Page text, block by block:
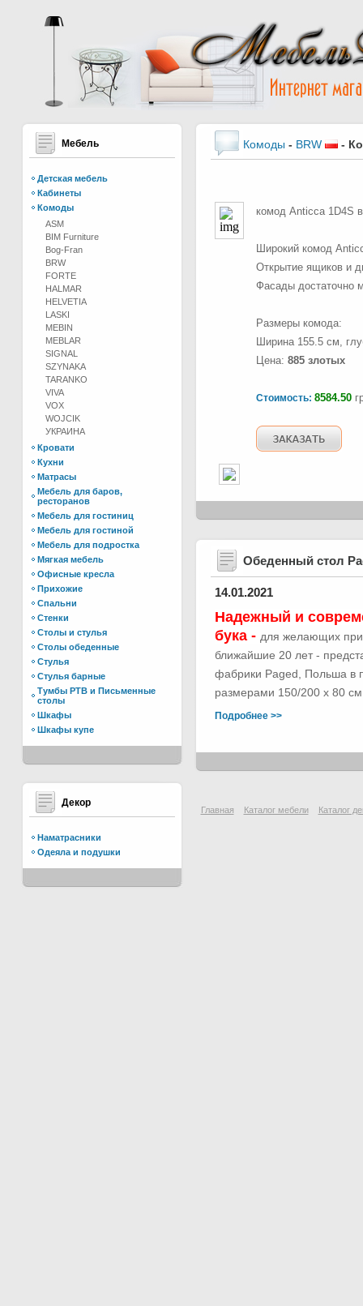
Мебель
Детская мебель
Кабинеты
Комоды
ASM
BIM Furniture
Bog-Fran
BRW
FORTE
HALMAR
HELVETIA
LASKI
MEBIN
MEBLAR
SIGNAL
SZYNAKA
TARANKO
VIVA
VOX
WOJCIK
УКРАИНА
Кровати
Кухни
Матрасы
Мебель для баров,
ресторанов
Мебель для гостиниц
Мебель для гостиной
Мебель для подростка
Мягкая мебель
Офисные кресла
Прихожие
Спальни
Стенки
Столы и стулья
Столы обеденные
Стулья
Стулья барные
Тумбы РТВ и Письменные
столы
Шкафы
Шкафы купе
Декор
Наматрасники
Одеяла и подушки
Комоды - BRW -
комод Anticca 1D4S
Широкий комод
Открытие ящиков и
Фасады достаточно
Размеры комода:
Ширина 155.5 см,
Цена: 885 злотых
Стоимость: 8584.50
Обеденный стол
14.01.2021
Надежный и
бука - для желающих
ближайшие 20 лет -
фабрики Paged, Польша в
размерами 150/200 х 80
Подробнее >>
Главная Каталог мебели Каталог